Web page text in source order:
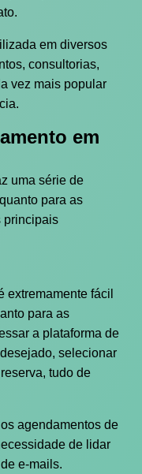
em diversos
consultorias,
vez mais popular
em
uma série de
para as
principais
extremamente fácil
para as
a plataforma de
selecionar
tudo de
agendamentos de
de lidar
e-mails.